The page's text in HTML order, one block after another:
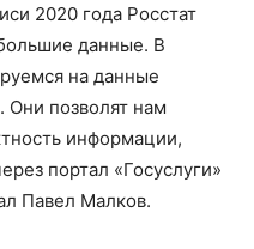
2020 года Росстат
данные. В
на данные
Они позволят нам
информации,
портал «Госуслуги»
Павел Малков.